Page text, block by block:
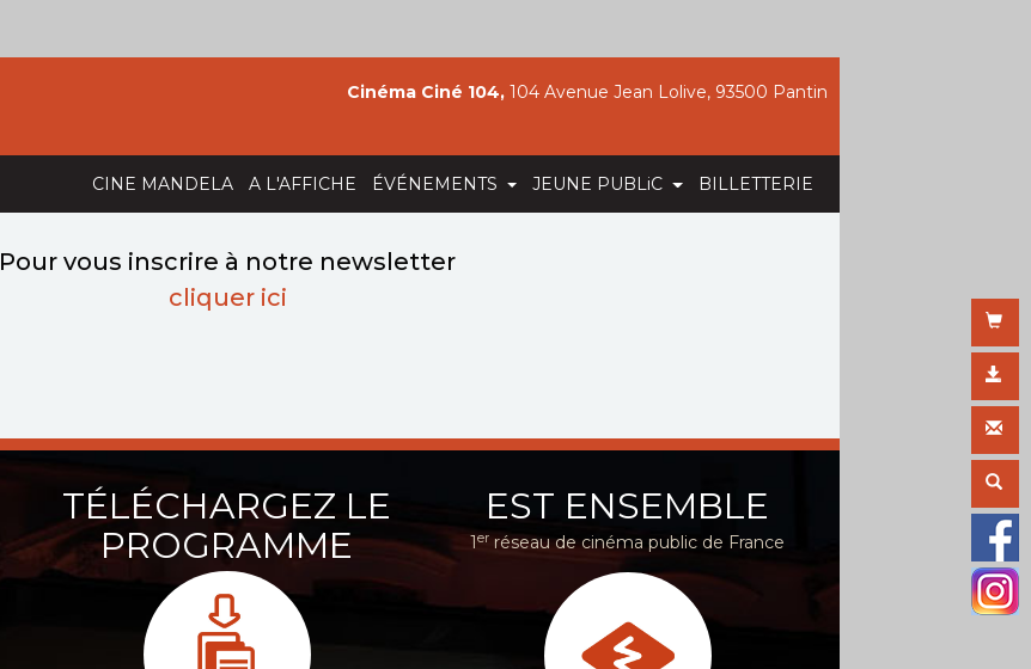
CINE MANDELA A L'AFFICHE ÉVÉNEMENTS JEUNE PUBLiC BILLETTERIE
Cinéma Ciné 104, 104 Avenue Jean Lolive, 93500 Pantin
Pour vous inscrire à notre newsletter
cliquer ici
TÉLÉCHARGEZ LE
PROGRAMME
EST ENSEMBLE
1er réseau de cinéma public de France